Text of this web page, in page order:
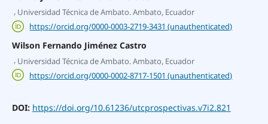
, Universidad Técnica de Ambato. Ambato, Ecuador
https://orcid.org/0000-0003-2719-3431 (unauthenticated)
Wilson Fernando Jiménez Castro
, Universidad Técnica de Ambato. Ambato, Ecuador
https://orcid.org/0000-0002-8717-1501 (unauthenticated)
DOI: https://doi.org/10.61236/utcprospectivas.v7i2.821